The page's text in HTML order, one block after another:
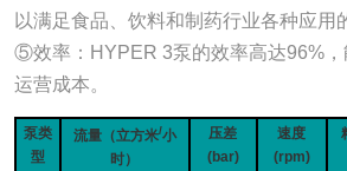
以满足食品、饮料和制药行业各种应用
⑤效率：HYPER 3泵的效率高达96%
运营成本。
泵类
型
流量（立方米/小
时）
压差
(bar)
速度
(rpm)